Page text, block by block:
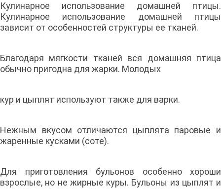
Кулинарное использование домашней птицы.
Кулинарное использование домашней птицы
зависит от особенностей структуры ее тканей.
Благодаря мягкости тканей вся домашняя птица
обычно пригодна для жарки. Молодых
кур и цыплят используют также для варки.
Нежным вкусом отличаются цыплята паровые и
жаренные кусками (соте).
Для приготовления бульонов особенно хороши
взрослые, но не жирные куры. Бульоны из цыплят и